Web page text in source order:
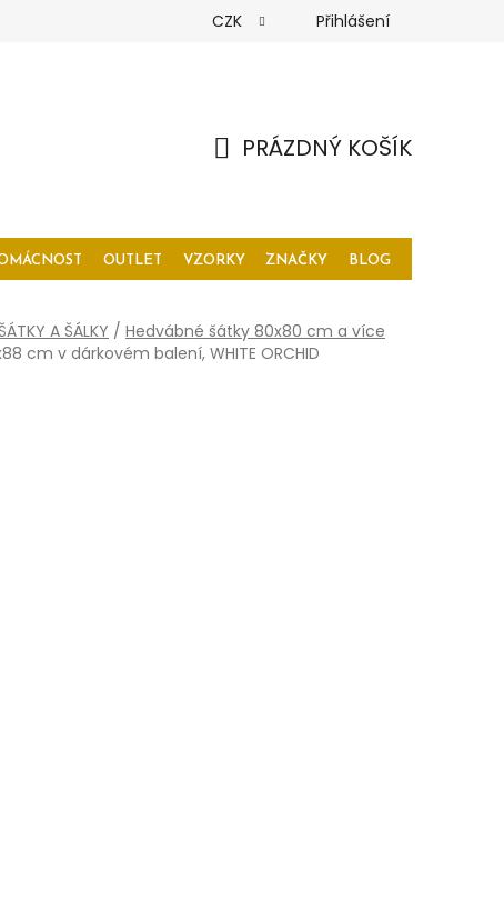
CZK Přihlášení
PRÁZDNÝ KOŠÍK
OUTLET VZORKY ZNAČKY BLOG
A ŠÁLKY / Hedvábné šátky 80x80 cm a více
cm v dárkovém balení, WHITE ORCHID